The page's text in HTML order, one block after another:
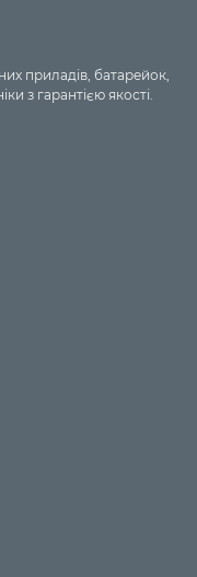
приладів, батарейок,
з гарантією якості.